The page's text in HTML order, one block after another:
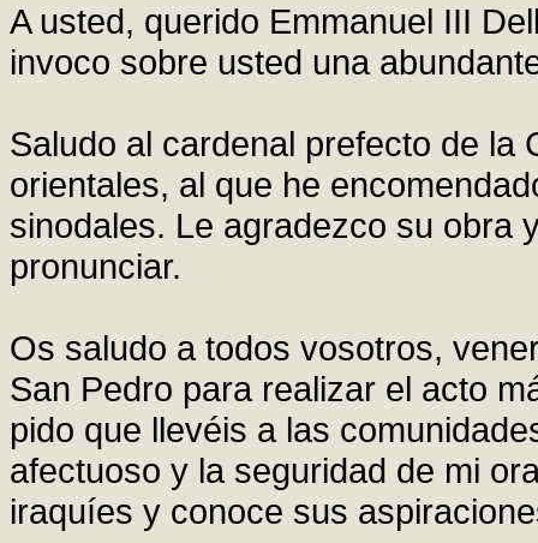
A usted, querido Emmanuel III
invoco sobre usted una
Saludo al cardenal prefecto de la
orientales, al que he
sinodales. Le agradezco su obra
pronunciar.
Os saludo a todos vosotros,
San Pedro para realizar el acto
pido que llevéis a las
afectuoso y la seguridad de mi
iraquíes y conoce sus